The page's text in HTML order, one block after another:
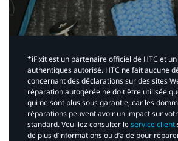
*iFixit est un partenaire officiel de HTC et
authentiques autorisé. HTC ne fait aucune
concernant des déclarations sur des sites
réparation autogérée ne doit être utilisée
qui ne sont plus sous garantie, car les
réparations peuvent avoir un impact sur
standard. Veuillez consulter leservice client
de plus d’informations ou d’aide pour